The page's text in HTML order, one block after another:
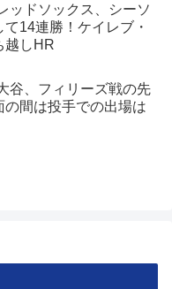
ッドソックス、シーソ
14連勝！ケイレブ・
越しHR
谷、フィリーズ戦の先
の間は投手での出場は